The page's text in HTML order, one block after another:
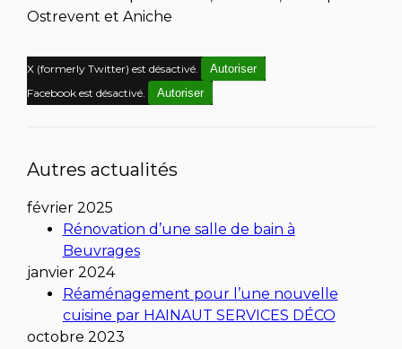
Ostrevent et Aniche
X (formerly Twitter) est désactivé.
Autoriser
Facebook est désactivé.
Autoriser
Autres actualités
février 2025
Rénovation d’une salle de bain à
Beuvrages
janvier 2024
Réaménagement pour l’une nouvelle
cuisine par HAINAUT SERVICES DÉCO
octobre 2023